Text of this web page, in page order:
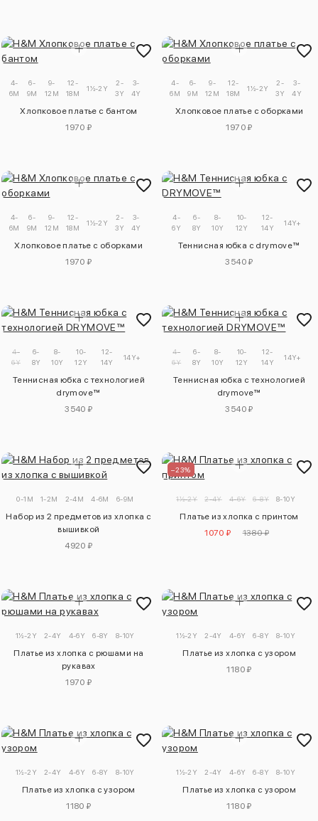
4-
6M
6-
9M
9-
12M
12-
18M
1½-2Y
2-
3Y
3-
4Y
Хлопковое платье с бантом
1970 ₽
4-
6M
6-
9M
9-
12M
12-
18M
1½-2Y
2-
3Y
3-
4Y
Хлопковое платье с оборками
1970 ₽
4-
6M
6-
9M
9-
12M
12-
18M
1½-2Y
2-
3Y
3-
4Y
Хлопковое платье с оборками
1970 ₽
4-
6Y
6-
8Y
8-
10Y
10-
12Y
12-
14Y
14Y+
Теннисная юбка с drymove™
3540 ₽
4-
6Y
6-
8Y
8-
10Y
10-
12Y
12-
14Y
14Y+
Теннисная юбка с технологией
drymove™
3540 ₽
4-
6Y
6-
8Y
8-
10Y
10-
12Y
12-
14Y
14Y+
Теннисная юбка с технологией
drymove™
3540 ₽
0-1M 1-2M 2-4M 4-6M 6-9M
Набор из 2 предметов из хлопка с
вышивкой
4920 ₽
–23%
1½-2Y 2-4Y 4-6Y 6-8Y 8-10Y
Платье из хлопка с принтом
1070 ₽
1380 ₽
1½-2Y 2-4Y 4-6Y 6-8Y 8-10Y
Платье из хлопка с рюшами на
рукавах
1970 ₽
1½-2Y 2-4Y 4-6Y 6-8Y 8-10Y
Платье из хлопка с узором
1180 ₽
1½-2Y 2-4Y 4-6Y 6-8Y 8-10Y
Платье из хлопка с узором
1180 ₽
1½-2Y 2-4Y 4-6Y 6-8Y 8-10Y
Платье из хлопка с узором
1180 ₽